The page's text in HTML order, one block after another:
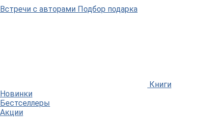
Встречи с авторами Подбор подарка
Книги
Новинки
Бестселлеры
Акции